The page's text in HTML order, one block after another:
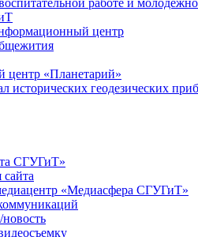
работе и
центр
центр «Планетарий»
исторических геодезических
СГУГиТ»
«Медиасфера СГУГиТ»